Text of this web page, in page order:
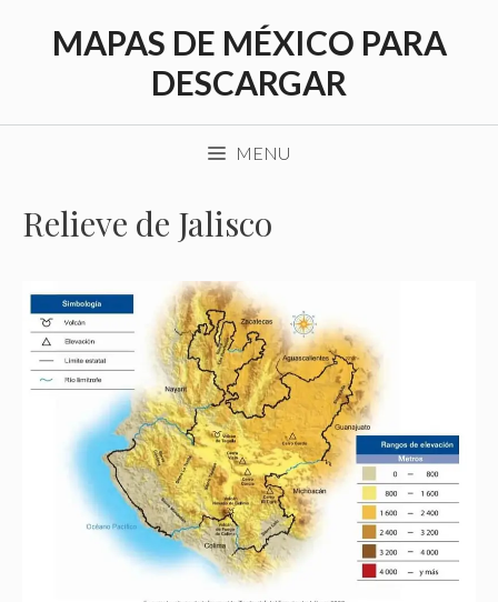
MAPAS DE MÉXICO PARA
DESCARGAR
MENU
Relieve de Jalisco